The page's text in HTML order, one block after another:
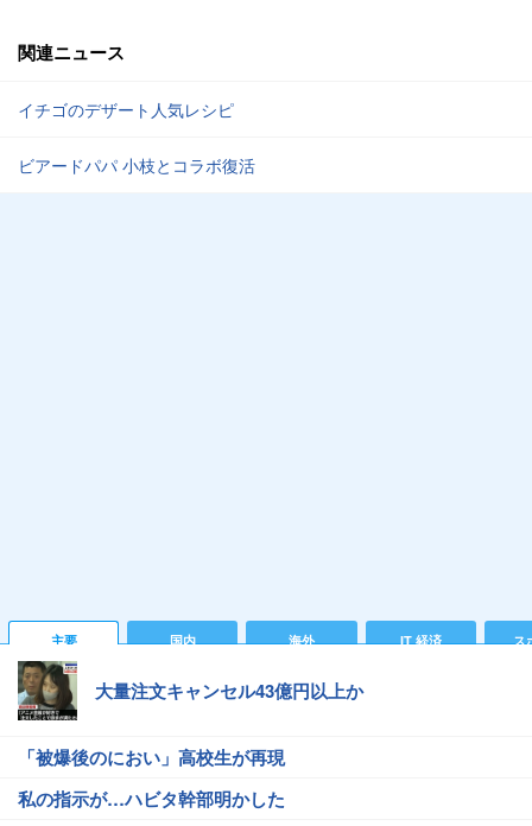
関連ニュース
イチゴのデザート人気レシピ
ビアードパパ 小枝とコラボ復活
主要 国内 海外 IT 経済 ス
大量注文キャンセル43億円以上か
「被爆後のにおい」高校生が再現
私の指示が…ハビタ幹部明かした